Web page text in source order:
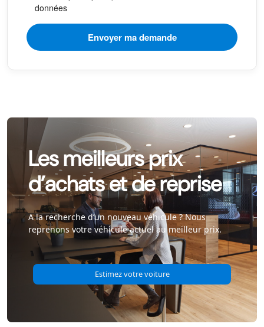
données
Les meilleurs prix
d’achats et de reprise
A la recherche d’un nouveau véhicule ? Nous
reprenons votre véhicule actuel au meilleur prix.
Estimez votre voiture